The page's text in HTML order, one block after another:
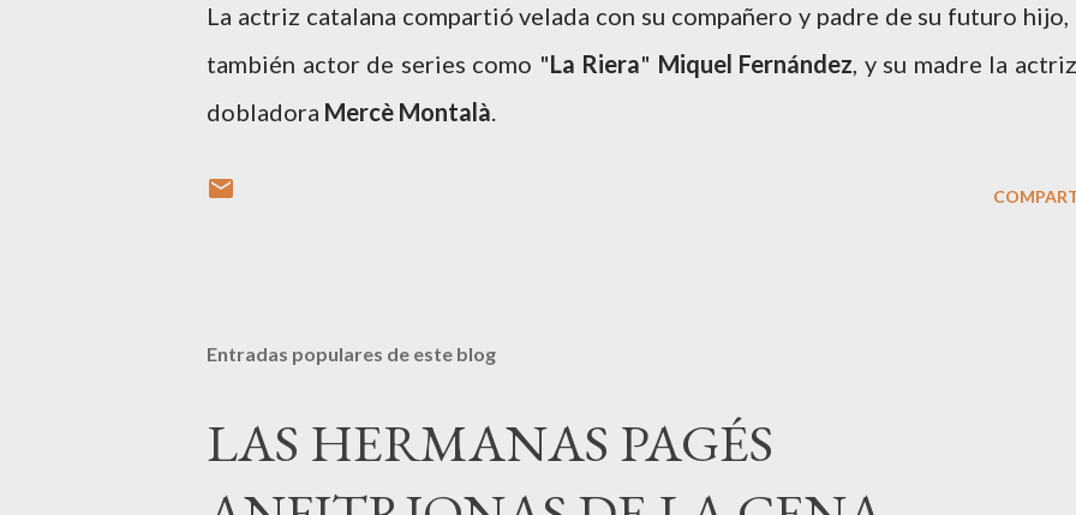
La actriz catalana compartió velada con su compañero y padre de su futuro hijo,
también actor de series como "La Riera" Miquel Fernández, y su madre la
dobladora Mercè Montalà.
Entradas populares de este blog
LAS HERMANAS PAGÉS